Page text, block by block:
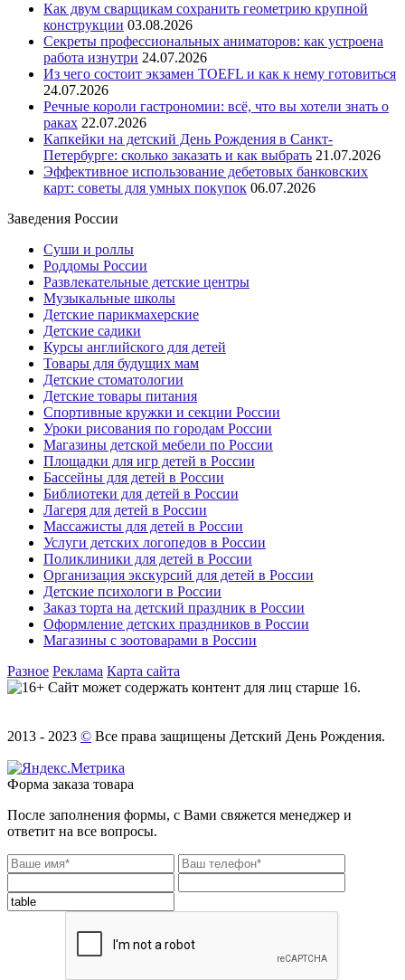
Как двум сварщикам сохранить геометрию крупной
конструкции 03.08.2026
Секреты профессиональных аниматоров: как устроена
работа изнутри 24.07.2026
Из чего состоит экзамен TOEFL и как к нему готовиться
24.07.2026
Речные короли гастрономии: всё, что вы хотели знать о
раках 22.07.2026
Капкейки на детский День Рождения в Санкт-
Петербурге: сколько заказать и как выбрать 21.07.2026
Эффективное использование дебетовых банковских
карт: советы для умных покупок 06.07.2026
Заведения России
Суши и роллы
Роддомы России
Развлекательные детские центры
Музыкальные школы
Детские парикмахерские
Детские садики
Курсы английского для детей
Товары для будущих мам
Детские стоматологии
Детские товары питания
Спортивные кружки и секции России
Уроки рисования по городам России
Магазины детской мебели по России
Площадки для игр детей в России
Бассейны для детей в России
Библиотеки для детей в России
Лагеря для детей в России
Массажисты для детей в России
Услуги детских логопедов в России
Поликлиники для детей в России
Организация экскурсий для детей в России
Детские психологи в России
Заказ торта на детский праздник в России
Оформление детских праздников в России
Магазины с зоотоварами в России
Разное Реклама Карта сайта
Сайт может содержать контент для лиц старше 16.
2013 - 2023 © Все права защищены Детский День Рождения.
Форма заказа товара
После заполнения формы, с Вами свяжется менеджер и
ответит на все вопросы.